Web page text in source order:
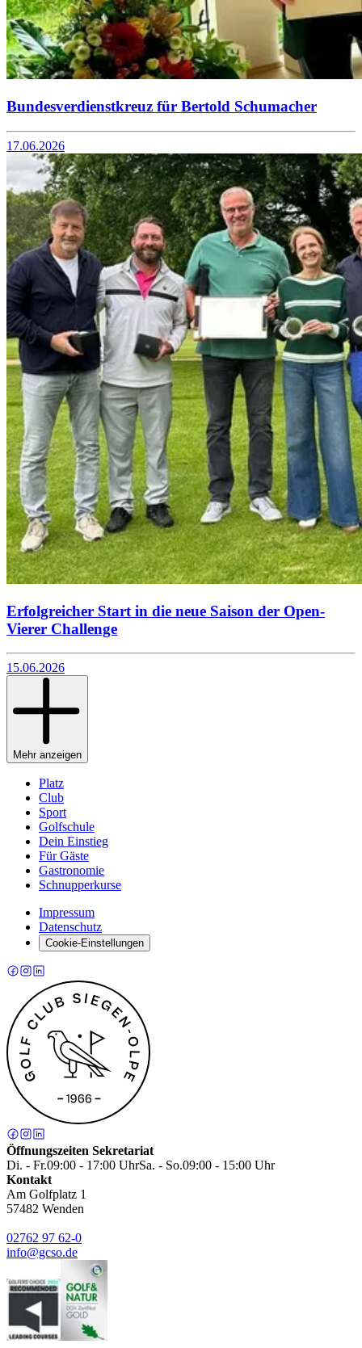
Bundesverdienstkreuz für Bertold Schumacher
17.06.2026
Erfolgreicher Start in die neue Saison der Open-
Vierer Challenge
15.06.2026
Mehr anzeigen
Platz
Club
Sport
Golfschule
Dein Einstieg
Für Gäste
Gastronomie
Schnupperkurse
Impressum
Datenschutz
Cookie-Einstellungen
Öffnungszeiten Sekretariat
Di. - Fr.09:00 - 17:00 UhrSa. - So.09:00 - 15:00 Uhr
Kontakt
Am Golfplatz 1
57482 Wenden
02762 97 62-0
info@gcso.de